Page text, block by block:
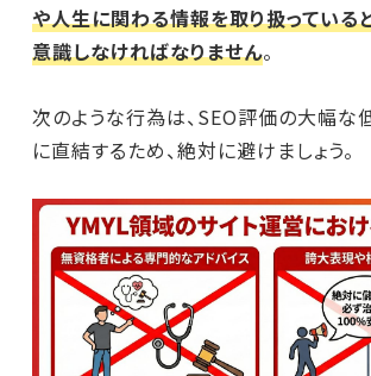
や人生に関わる情報を取り扱っている
意識しなければなりません。
次のような行為は、SEO評価の大幅な
に直結するため、絶対に避けましょう。